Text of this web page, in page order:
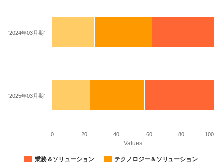
Values
業務＆ソリューション
テクノロジー＆ソリューション
'2024年03月期'
'2025年03月期'
0 20 40 60 80 100